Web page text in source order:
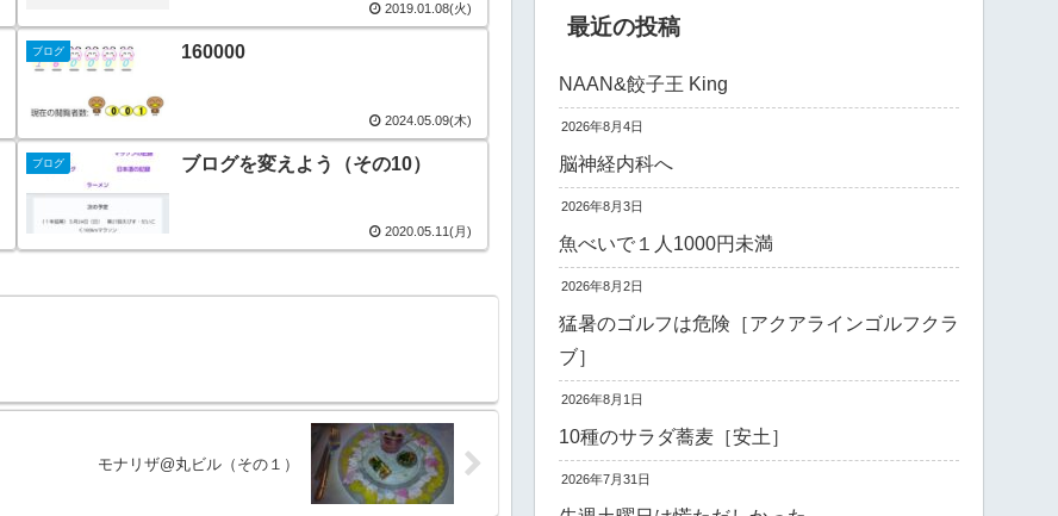
2019.01.08(火)
ブログ 160000
2024.05.09(木)
ブログ ブログを変えよう（その10）
2020.05.11(月)
モナリザ@丸ビル（その１）
最近の投稿
NAAN&餃子王 King
2026年8月4日
脳神経内科へ
2026年8月3日
魚べいで１人1000円未満
2026年8月2日
猛暑のゴルフは危険［アクアラインゴルフクラ
ブ］
2026年8月1日
10種のサラダ蕎麦［安土］
2026年7月31日